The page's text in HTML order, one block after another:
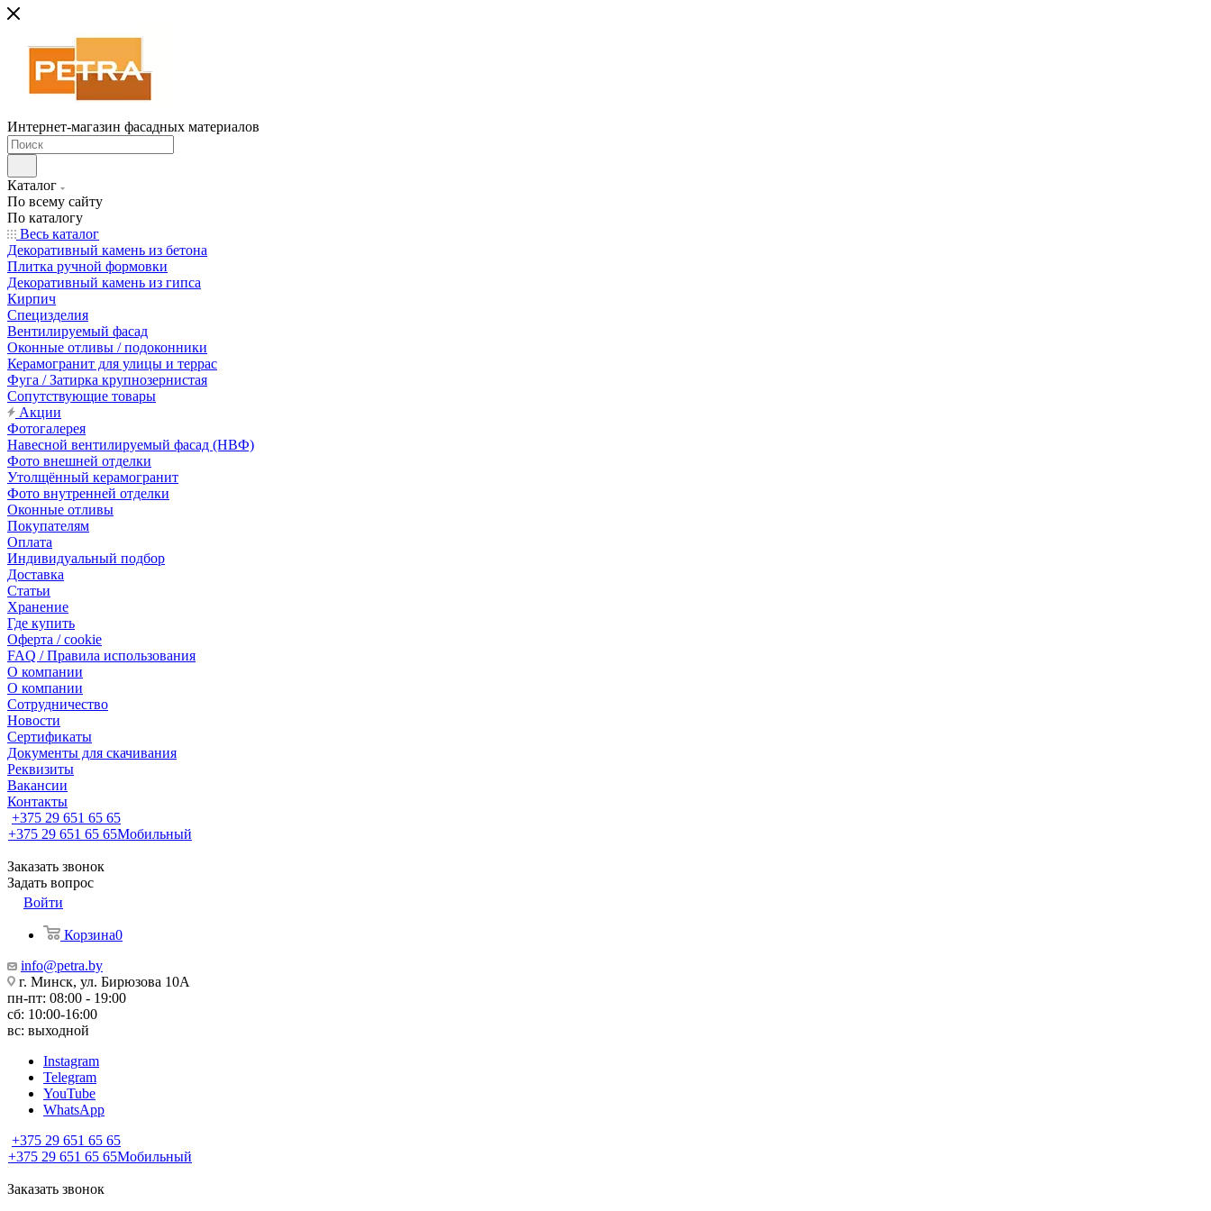
Интернет-магазин фасадных материалов
Каталог
По всему сайту
По каталогу
Весь каталог
Декоративный камень из бетона
Плитка ручной формовки
Декоративный камень из гипса
Кирпич
Специзделия
Вентилируемый фасад
Оконные отливы / подоконники
Керамогранит для улицы и террас
Фуга / Затирка крупнозернистая
Сопутствующие товары
Акции
Фотогалерея
Навесной вентилируемый фасад (НВФ)
Фото внешней отделки
Утолщённый керамогранит
Фото внутренней отделки
Оконные отливы
Покупателям
Оплата
Индивидуальный подбор
Доставка
Статьи
Хранение
Где купить
Оферта / cookie
FAQ / Правила использования
О компании
О компании
Сотрудничество
Новости
Сертификаты
Документы для скачивания
Реквизиты
Вакансии
Контакты
+375 29 651 65 65
+375 29 651 65 65Мобильный
Заказать звонок
Задать вопрос
Войти
Корзина0
info@petra.by
г. Минск, ул. Бирюзова 10А
пн-пт: 08:00 - 19:00
сб: 10:00-16:00
вс: выходной
Instagram
Telegram
YouTube
WhatsApp
+375 29 651 65 65
+375 29 651 65 65Мобильный
Заказать звонок